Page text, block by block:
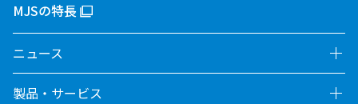
MJSの特長
ニュース
製品・サービス